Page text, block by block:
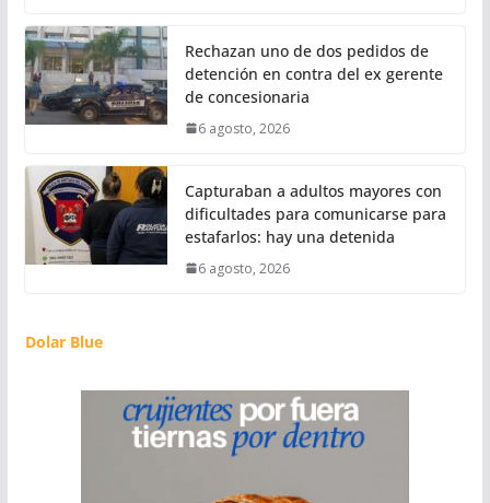
Rechazan uno de dos pedidos de
detención en contra del ex gerente
de concesionaria
6 agosto, 2026
Capturaban a adultos mayores con
dificultades para comunicarse para
estafarlos: hay una detenida
6 agosto, 2026
Dolar Blue